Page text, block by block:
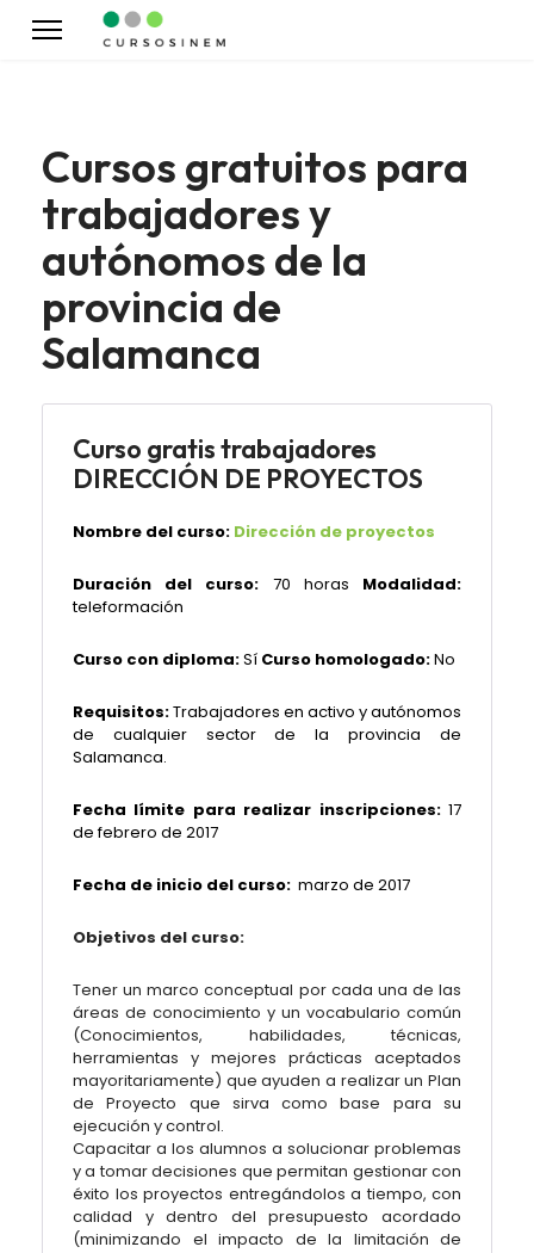
Cursos gratuitos para
trabajadores y
autónomos de la
provincia de
Salamanca
Curso gratis trabajadores
DIRECCIÓN DE PROYECTOS
Nombre del curso: Dirección de proyectos
Duración del curso: 70 horas Modalidad:
teleformación
Curso con diploma:Sí Curso homologado:No
Requisitos:Trabajadores en activo y autónomos
de cualquier sector de la provincia de
Salamanca.
Fecha límite para realizar inscripciones: 17
de febrero de 2017
Fecha de inicio del curso: marzo de 2017
Objetivos del curso:
Tener un marco conceptual por cada una de las
áreas de conocimiento y un vocabulario común
(Conocimientos, habilidades, técnicas,
herramientas y mejores prácticas aceptados
mayoritariamente) que ayuden a realizar un Plan
de Proyecto que sirva como base para su
ejecución y control.
Capacitar a los alumnos a solucionar problemas
y a tomar decisiones que permitan gestionar con
éxito los proyectos entregándolos a tiempo, con
calidad y dentro del presupuesto acordado
(minimizando el impacto de la limitación de